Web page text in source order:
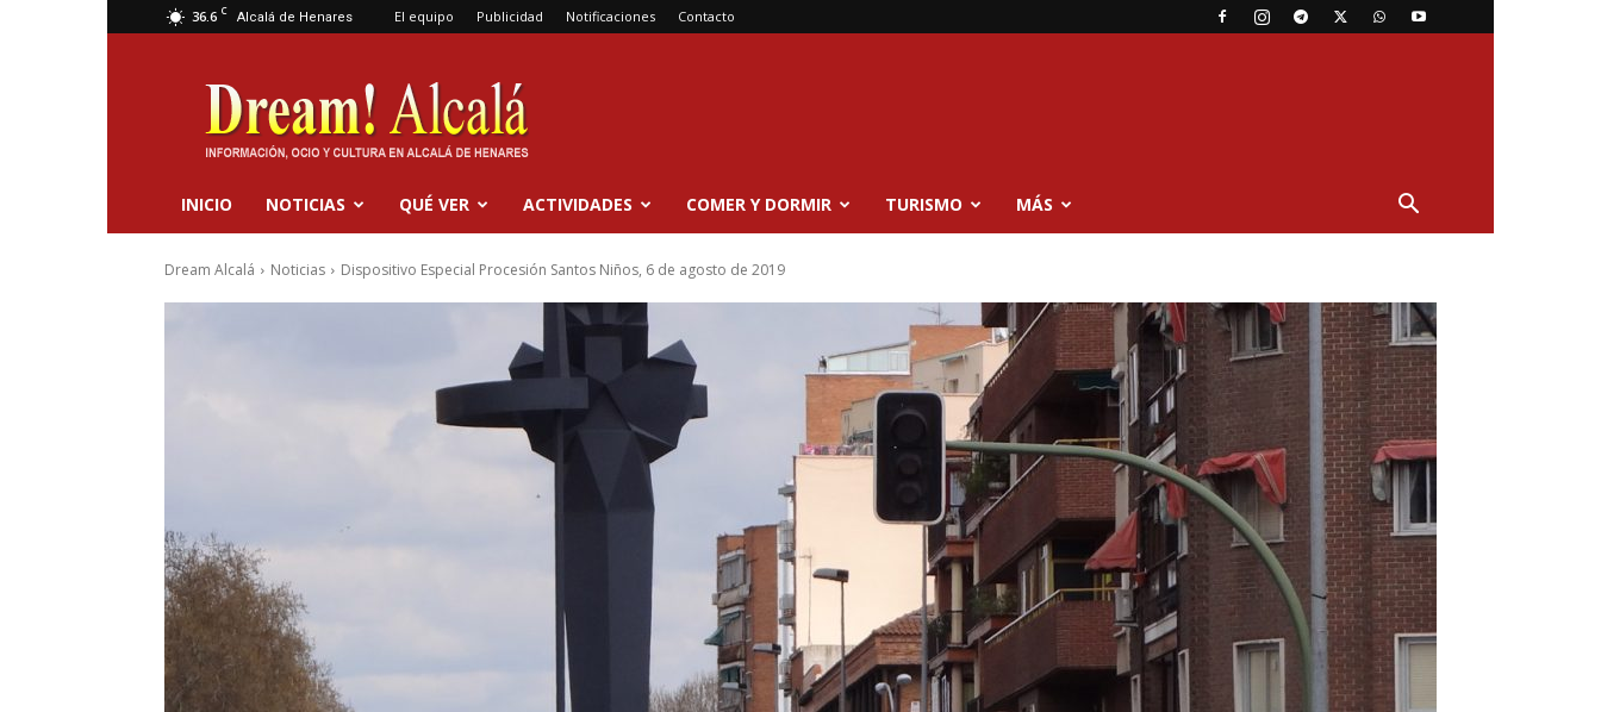
36.6 C Alcalá de Henares El equipo Publicidad Notificaciones Contacto
Dream
Alcalá
INICIO NOTICIAS QUÉ VER ACTIVIDADES COMER Y DORMIR TURISMO MÁS
Dream Alcalá Noticias Dispositivo Especial Procesión Santos Niños, 6 de agosto de 2019